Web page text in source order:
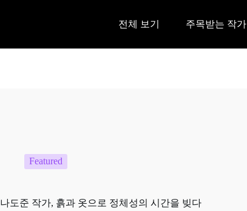
전체 보기 주목받는 작가
Featured
나도준 작가, 흙과 옷으로 정체성의 시간을 빚다